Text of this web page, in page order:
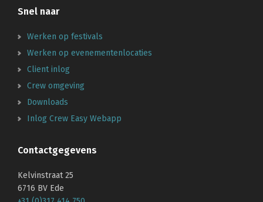
Snel naar
Werken op festivals
Werken op evenementenlocaties
Client inlog
Crew omgeving
Downloads
Inlog Crew Easy Webapp
Contactgegevens
Kelvinstraat 25
6716 BV Ede